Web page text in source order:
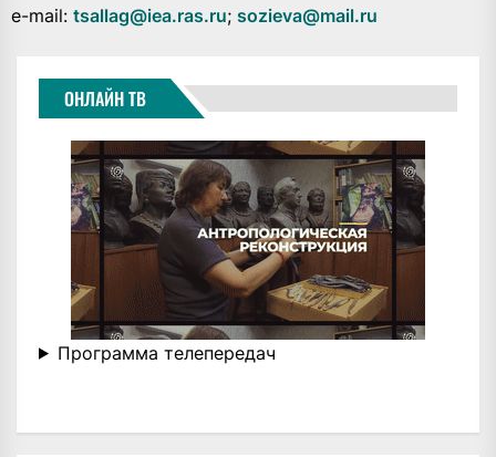
e-mail: tsallag@iea.ras.ru; sozieva@mail.ru
ОНЛАЙН ТВ
Программа телепередач